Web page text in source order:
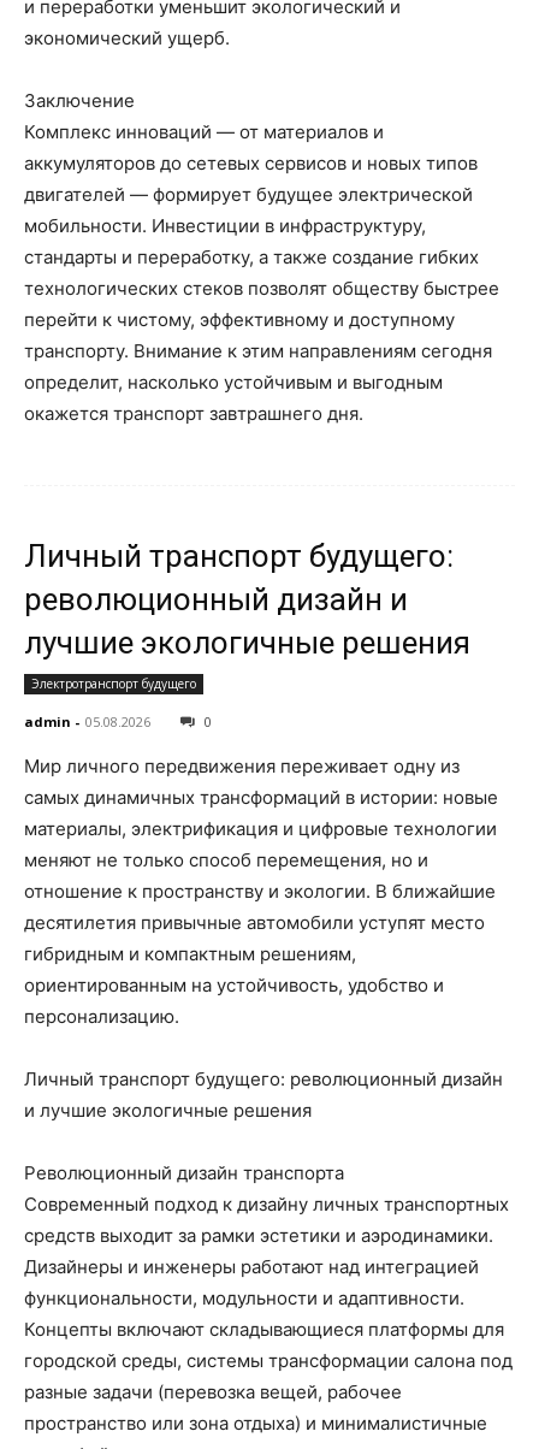
и переработки уменьшит экологический и
экономический ущерб.
Заключение
Комплекс инноваций — от материалов и
аккумуляторов до сетевых сервисов и новых типов
двигателей — формирует будущее электрической
мобильности. Инвестиции в инфраструктуру,
стандарты и переработку, а также создание гибких
технологических стеков позволят обществу быстрее
перейти к чистому, эффективному и доступному
транспорту. Внимание к этим направлениям сегодня
определит, насколько устойчивым и выгодным
окажется транспорт завтрашнего дня.
Личный транспорт будущего:
революционный дизайн и
лучшие экологичные решения
Электротранспорт будущего
admin - 05.08.2026 0
Мир личного передвижения переживает одну из
самых динамичных трансформаций в истории: новые
материалы, электрификация и цифровые технологии
меняют не только способ перемещения, но и
отношение к пространству и экологии. В ближайшие
десятилетия привычные автомобили уступят место
гибридным и компактным решениям,
ориентированным на устойчивость, удобство и
персонализацию.
Личный транспорт будущего: революционный дизайн
и лучшие экологичные решения
Революционный дизайн транспорта
Современный подход к дизайну личных транспортных
средств выходит за рамки эстетики и аэродинамики.
Дизайнеры и инженеры работают над интеграцией
функциональности, модульности и адаптивности.
Концепты включают складывающиеся платформы для
городской среды, системы трансформации салона под
разные задачи (перевозка вещей, рабочее
пространство или зона отдыха) и минималистичные